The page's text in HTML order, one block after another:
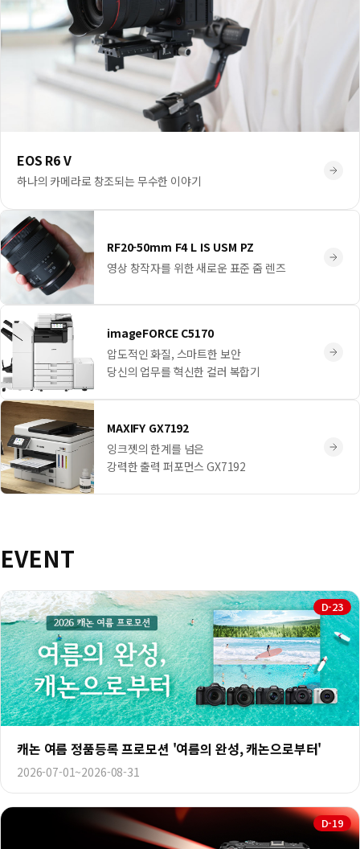
EOS R6 V
하나의 카메라로 창조되는 무수한 이야기
RF20-50mm F4 L IS USM PZ
영상 창작자를 위한 새로운 표준 줌 렌즈
imageFORCE C5170
압도적인 화질, 스마트한 보안
당신의 업무를 혁신한 컬러 복합기
MAXIFY GX7192
잉크젯의 한계를 넘은
강력한 출력 퍼포먼스 GX7192
EVENT
D-23
캐논 여름 정품등록 프로모션 '여름의 완성, 캐논으로부터'
2026-07-01~2026-08-31
D-19